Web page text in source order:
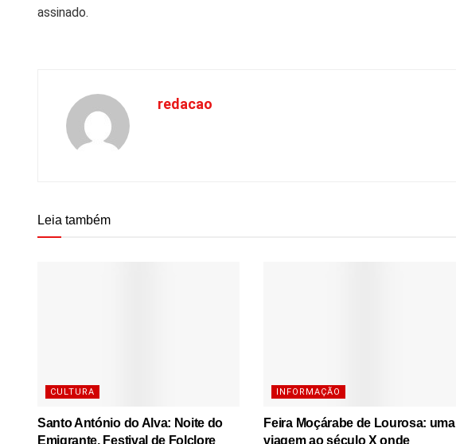
assinado.
redacao
Leia também
CULTURA
Santo António do Alva: Noite do
Emigrante, Festival de Folclore
INFORMAÇÃO
Feira Moçárabe de Lourosa: uma
viagem ao século X onde